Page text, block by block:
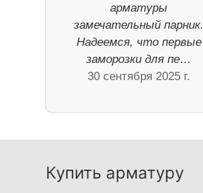
арматуры
замечательный парник.
Надеемся, что первые
заморозки для пе…
30 сентября 2025 г.
Купить арматуру